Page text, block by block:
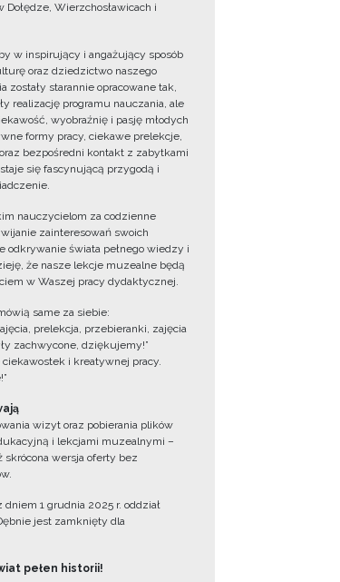
Dołędze, Wierzchosławicach i
w inspirujący i angażujący sposób
oraz dziedzictwo naszego
zostały starannie opracowane tak,
realizację programu nauczania, ale
wyobraźnię i pasję młodych
formy pracy, ciekawe prelekcje,
bezpośredni kontakt z zabytkami
się fascynującą przygodą i
nauczycielom za codzienne
zainteresowań swoich
odkrywanie świata pełnego wiedzy i
że nasze lekcje muzealne będą
w Waszej pracy dydaktycznej.
same za siebie:
prelekcja, przebieranki, zajęcia
zachwycone, dziękujemy!”
ciekawostek i kreatywnej pracy.
wizyt oraz pobierania plików
i lekcjami muzealnymi –
skrócona wersja oferty bez
dniem 1 grudnia 2025 r. oddział
jest zamknięty dla
pełen historii!